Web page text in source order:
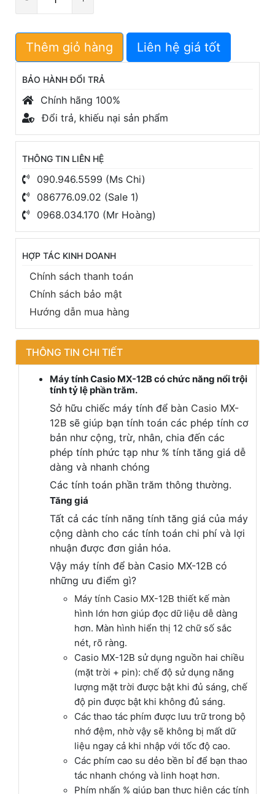
lượng
Thêm giỏ hàng Liên hệ giá tốt
BẢO HÀNH ĐỔI TRẢ
Chính hãng 100%
Đổi trả, khiếu nại sản phẩm
THÔNG TIN LIÊN HỆ
090.946.5599 (Ms Chi)
086776.09.02 (Sale 1)
0968.034.170 (Mr Hoàng)
HỢP TÁC KINH DOANH
Chính sách thanh toán
Chính sách bảo mật
Hướng dẫn mua hàng
THÔNG TIN CHI TIẾT
Máy tính Casio MX-12B có chức năng nổi trội
tính tỷ lệ phần trăm.
Sở hữu chiếc máy tính để bàn Casio MX-
12B sẽ giúp bạn tính toán các phép tính cơ
bản như cộng, trừ, nhân, chia đến các
phép tính phức tạp như % tính tăng giá dễ
dàng và nhanh chóng
Các tính toán phần trăm thông thường.
Tăng giá
Tất cả các tính năng tính tăng giá của máy
cộng dành cho các tính toán chi phí và lợi
nhuận được đơn giản hóa.
Vậy máy tính để bàn Casio MX-12B có
những ưu điểm gì?
Máy tính Casio MX-12B thiết kế màn
hình lớn hơn giúp đọc dữ liệu dễ dàng
hơn. Màn hình hiển thị 12 chữ số sắc
nét, rõ ràng.
Casio MX-12B sử dụng nguồn hai chiều
(mặt trời + pin): chế độ sử dụng năng
lượng mặt trời được bật khi đủ sáng, chế
độ pin được bật khi không đủ sáng.
Các thao tác phím được lưu trữ trong bộ
nhớ đệm, nhờ vậy sẽ không bị mất dữ
liệu ngay cả khi nhập với tốc độ cao.
Các phím cao su dẻo bền bỉ để bạn thao
tác nhanh chóng và linh hoạt hơn.
Phím nhấn % giúp bạn thực hiện các tính